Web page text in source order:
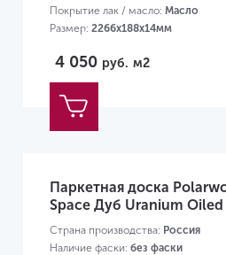
Покрытие лак / масло: Масло
Размер: 2266х188х14мм
4 050 руб. м2
Паркетная доска
Space Дуб Uranium Oiled
Страна производства: Россия
Наличие фаски: без фаски